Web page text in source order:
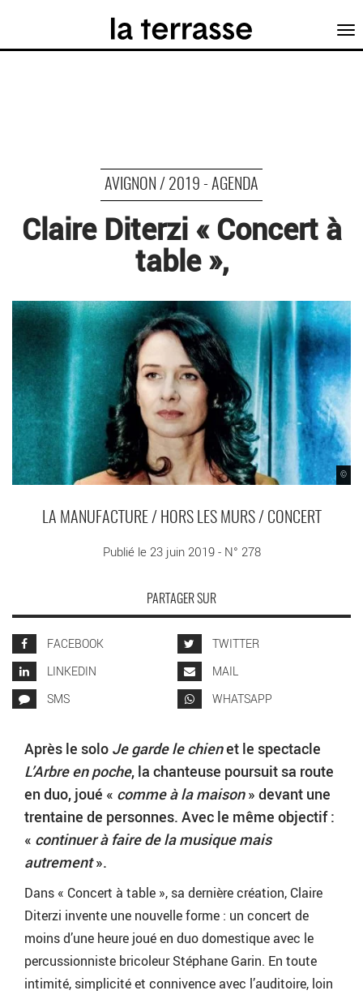
AVIGNON / 2019 - AGENDA
Claire Diterzi « Concert à
table »,
©
LA MANUFACTURE / HORS LES MURS / CONCERT
Publié le 23 juin 2019 - N° 278
PARTAGER SUR
FACEBOOK
TWITTER
LINKEDIN
MAIL
SMS
WHATSAPP
Après le solo Je garde le chienet le spectacle
L’Arbre en poche, la chanteuse poursuit sa route
en duo, joué « comme à la maison» devant une
trentaine de personnes. Avec le même objectif :
« continuer à faire de la musique mais
autrement».
Dans « Concert à table », sa dernière création, Claire
Diterzi invente une nouvelle forme : un concert de
moins d’une heure joué en duo domestique avec le
percussionniste bricoleur Stéphane Garin. En toute
intimité, simplicité et connivence avec l’auditoire, loin